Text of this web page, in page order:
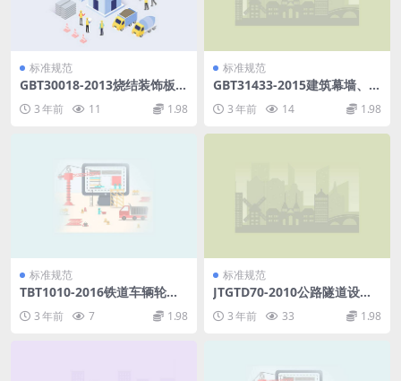
标准规范
GBT30018-2013烧结装饰板.p
3 年前 11 1.98
标准规范
GBT31433-2015建筑幕墙、门
3 年前 14 1.98
标准规范
TBT1010-2016铁道车辆轮对
3 年前 7 1.98
标准规范
JTGTD70-2010公路隧道设计
3 年前 33 1.98